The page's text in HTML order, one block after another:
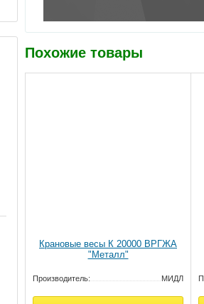
Похожие товары
Крановые весы К 20000 ВРГЖА
"Металл"
Производитель: МИДЛ